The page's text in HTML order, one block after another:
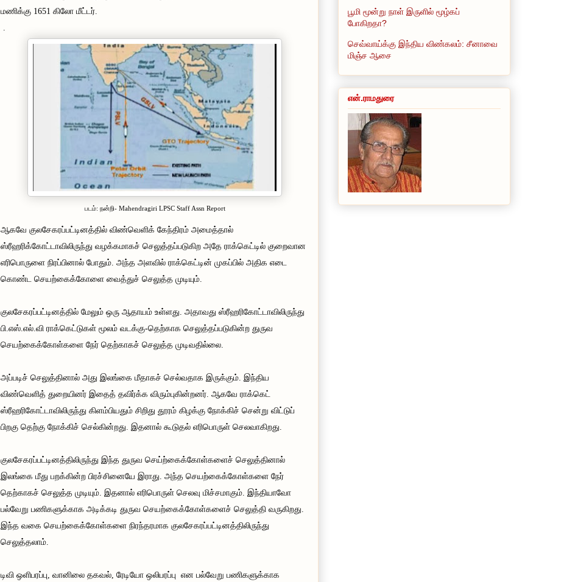
மணிக்கு 1651 கிலோ மீட்டர்.
படம்: நன்றி- Mahendragiri LPSC Staff Assn Report
ஆகவே குலசேகரப்பட்டினத்தில் விண்வெளிக் கேந்திரம் அமைத்தால்
ஸ்ரீஹரிக்கோட்டாவிலிருந்து வழக்கமாகச் செலுத்தப்படுகிற அதே ராக்கெட்டில் குறைவான
எரிபொருளை நிரப்பினால் போதும். அந்த அளவில் ராக்கெட்டின் முகப்பில் அதிக எடை
கொண்ட செயற்கைக்கோளை வைத்துச் செலுத்த முடியும்.
குலசேகரப்பட்டினத்தில் மேலும் ஒரு ஆதாயம் உள்ளது. அதாவது ஸ்ரீஹரிகோட்டாவிலிருந்து
பி.எஸ்.எல்.வி ராக்கெட்டுகள் மூலம் வடக்கு-தெற்காக செலுத்தப்படுகின்ற துருவ
செயற்கைக்கோள்களை நேர் தெற்காகச் செலுத்த முடிவதில்லை.
அப்படிச் செலுத்தினால் அது இலங்கை மீதாகச் செல்வதாக இருக்கும். இந்திய
விண்வெளித் துறையினர் இதைத் தவிர்க்க விரும்புகின்றனர். ஆகவே ராக்கெட்
ஸ்ரீஹரிகோட்டாவிலிருந்து கிளம்பியதும் சிறிது தூரம் கிழக்கு நோக்கிச் சென்று விட்டுப்
பிறகு தெற்கு நோக்கிச் செல்கின்றது. இதனால் கூடுதல் எரிபொருள் செலவாகிறது.
குலசேகரப்பட்டினத்திலிருந்து இந்த துருவ செய்ற்கைக்கோள்களைச் செலுத்தினால்
இலங்கை மீது பறக்கின்ற பிரச்சினையே இராது. அந்த செயற்கைக்கோள்களை நேர்
தெற்காகச் செலுத்த முடியும். இதனால் எரிபொருள் செலவு மிச்சமாகும். இந்தியாவோ
பல்வேறு பணிகளுக்காக அடிக்கடி துருவ செயற்கைக்கோள்களைச் செலுத்தி வருகிறது.
இந்த வகை செயற்கைக்கோள்களை நிரந்தரமாக குலசேகரப்பட்டினத்திலிருந்து
செலுத்தலாம்.
டிவி ஒளிபரப்பு, வானிலை தகவல், ரேடியோ ஒலிபரப்பு என பல்வேறு பணிகளுக்காக
பூமி மூன்று நாள் இருளில் மூழ்கப்
போகிறதா?
செவ்வாய்க்கு இந்திய விண்கலம்: சீனாவை
மிஞ்ச ஆசை
என்.ராமதுரை